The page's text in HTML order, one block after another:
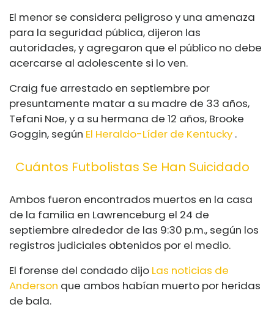
El menor se considera peligroso y una amenaza
para la seguridad pública, dijeron las
autoridades, y agregaron que el público no debe
acercarse al adolescente si lo ven.
Craig fue arrestado en septiembre por
presuntamente matar a su madre de 33 años,
Tefani Noe, y a su hermana de 12 años, Brooke
Goggin, según El Heraldo-Líder de Kentucky .
Cuántos Futbolistas Se Han Suicidado
Ambos fueron encontrados muertos en la casa
de la familia en Lawrenceburg el 24 de
septiembre alrededor de las 9:30 p.m., según los
registros judiciales obtenidos por el medio.
El forense del condado dijo Las noticias de
Anderson que ambos habían muerto por heridas
de bala.